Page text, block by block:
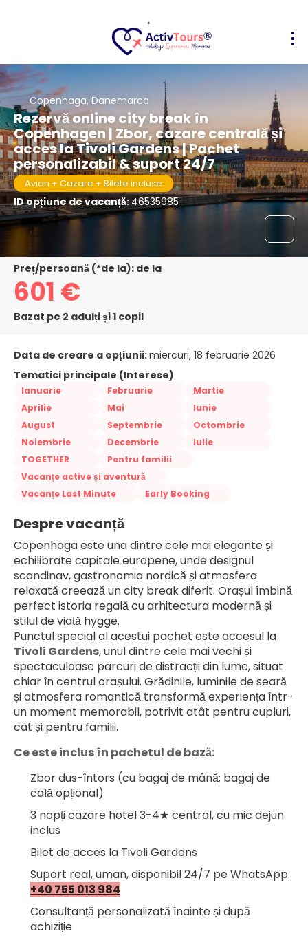
Copenhaga, Danemarca
Rezervă online city break în
Copenhagen | Zbor, cazare centrală și
acces la Tivoli Gardens | Pachet
personalizabil & suport 24/7
Avion + Cazare + Bilete incluse
ID opțiune de vacanță:46535985
Preț/persoană (*de la): de la
601 €
Bazat pe 2 adulți și 1 copil
Data de creare a opțiunii:miercuri, 18 februarie 2026
Tematici principale (Interese)
Ianuarie Februarie
Martie
Aprilie
Mai
Iunie
August
Septembrie
Octombrie
Noiembrie
Decembrie
Iulie
TOGETHER
Pentru familii
Vacanțe active și aventură
Vacanțe Last Minute
Early Booking
Despre vacanță
Copenhaga este una dintre cele mai elegante și
echilibrate capitale europene, unde designul
scandinav, gastronomia nordică și atmosfera
relaxată creează un city break diferit. Orașul îmbină
perfect istoria regală cu arhitectura modernă și
stilul de viață hygge.
Tivoli Gardens, unul dintre cele mai vechi și
spectaculoase parcuri de distracții din lume, situat
chiar în centrul orașului. Grădinile, luminile de seară
și atmosfera romantică transformă experiența într-
un moment memorabil, potrivit atât pentru cupluri,
cât și pentru familii.
Ce este inclus în pachetul de bază:
Zbor dus-întors (cu bagaj de mână; bagaj de
cală opțional)
3 nopți cazare hotel 3-4★ central, cu mic dejun
inclus
Bilet de acces la Tivoli Gardens
+40 755 013 984
Consultanță personalizată înainte și după
achiziție